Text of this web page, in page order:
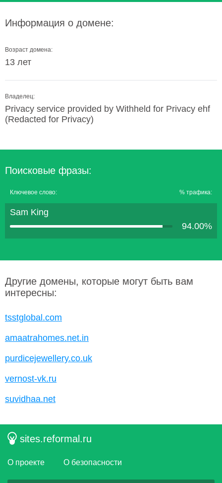
Информация о домене:
Возраст домена:
13 лет
Владелец:
Privacy service provided by Withheld for Privacy ehf
(Redacted for Privacy)
Поисковые фразы:
Ключевое слово: % трафика:
Sam King
94.00%
Другие домены, которые могут быть вам
интересны:
tsstglobal.com
amaatrahomes.net.in
purdicejewellery.co.uk
vernost-vk.ru
suvidhaa.net
sites.reformal.ru
О проекте О безопасности